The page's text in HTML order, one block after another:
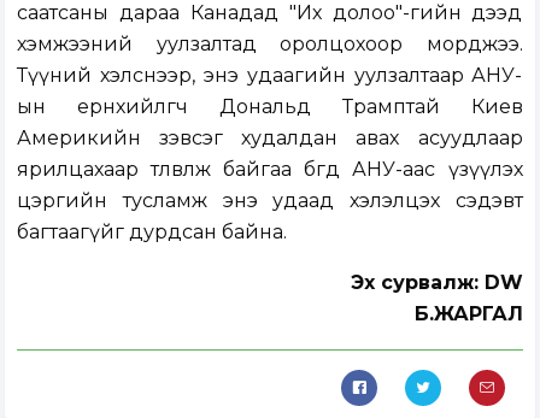
саатсаны дараа Канадад "Их долоо"-гийн дээд
хэмжээний уулзалтад оролцохоор морджээ.
Түүний хэлснээр, энэ удаагийн уулзалтаар АНУ-
ын ерөнхийлөгч Дональд Трамптай Киев
Америкийн зэвсэг худалдан авах асуудлаар
ярилцахаар төлөвлөж байгаа бөгөөд АНУ-аас үзүүлэх
цэргийн тусламж энэ удаад хэлэлцэх сэдэвт
багтаагүйг дурдсан байна.
Эх сурвалж: DW
Б.ЖАРГАЛ